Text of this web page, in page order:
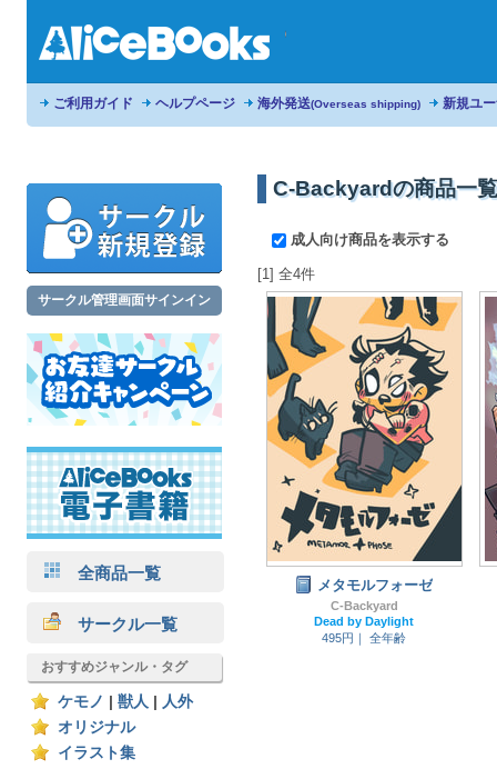
ご利用ガイド ヘルプページ 海外発送(Overseas shipping) 新規ユ
サークル管理画面サインイン
全商品一覧
サークル一覧
おすすめジャンル・タグ
ケモノ 獣人
人外
オリジナル
イラスト集
C-Backyardの商品一覧
成人向け商品を表示する
[1] 全4件
メタモルフォーゼ
C-Backyard
Dead by Daylight
495円｜
全年齢